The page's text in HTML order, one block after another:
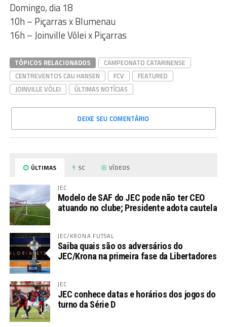
Domingo, dia 18
10h – Piçarras x Blumenau
16h – Joinville Vôlei x Piçarras
TÓPICOS RELACIONADOS
CAMPEONATO CATARINENSE
CENTREVENTOS CAU HANSEN
FCV
FEATURED
JOINVILLE VÔLEI
ÚLTIMAS NOTÍCIAS
DEIXE SEU COMENTÁRIO
ÚLTIMAS SC VÍDEOS
JEC
Modelo de SAF do JEC pode não ter CEO
atuando no clube; Presidente adota cautela
JEC/KRONA FUTSAL
Saiba quais são os adversários do
JEC/Krona na primeira fase da Libertadores
JEC
JEC conhece datas e horários dos jogos do
turno da Série D